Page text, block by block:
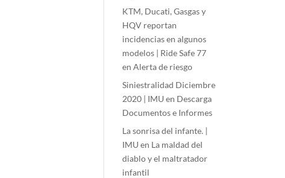
KTM, Ducati, Gasgas y
HQV reportan
incidencias en algunos
modelos | Ride Safe 77
enAlerta de riesgo
Siniestralidad Diciembre
2020 | IMU en Descarga
Documentos e Informes
La sonrisa del infante. |
IMU en La maldad del
diablo y el maltratador
infantil